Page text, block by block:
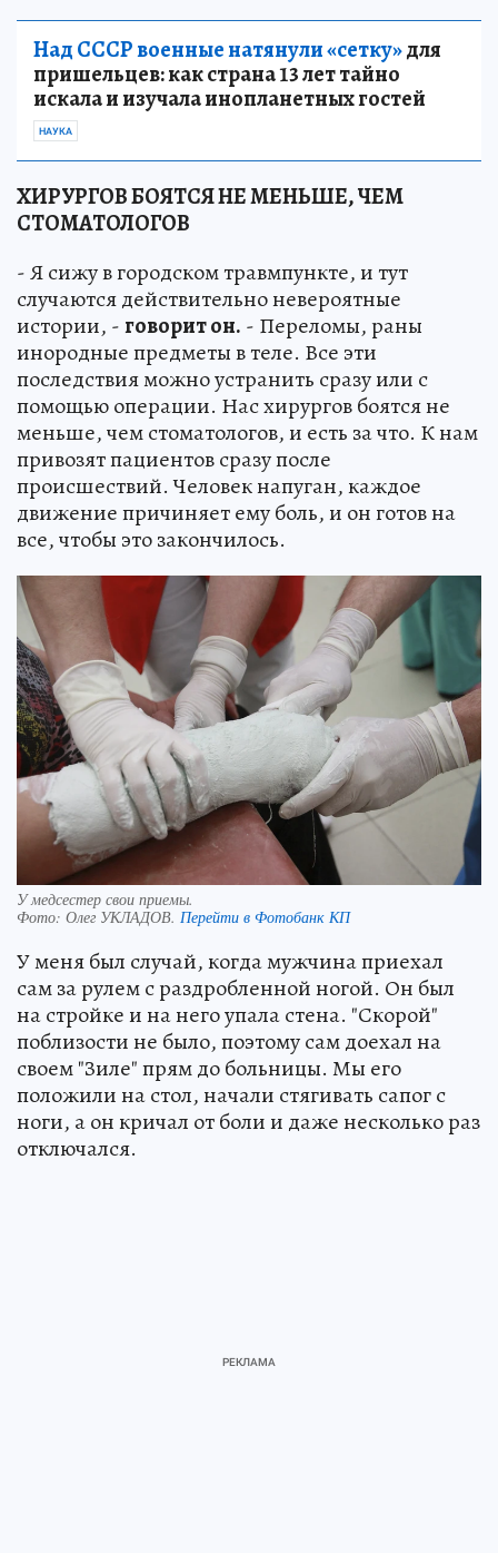
Над СССР военные натянули «сетку»для
пришельцев: как страна 13 лет тайно
искала и изучала инопланетных гостей
НАУКА
ХИРУРГОВ БОЯТСЯ НЕ МЕНЬШЕ, ЧЕМ
СТОМАТОЛОГОВ
- Я сижу в городском травмпункте, и тут
случаются действительно невероятные
истории, -говорит он. - Переломы, раны
инородные предметы в теле. Все эти
последствия можно устранить сразу или с
помощью операции. Нас хирургов боятся не
меньше, чем стоматологов, и есть за что. К нам
привозят пациентов сразу после
происшествий. Человек напуган, каждое
движение причиняет ему боль, и он готов на
все, чтобы это закончилось.
У медсестер свои приемы.
Фото: Олег УКЛАДОВ. Перейти в Фотобанк КП
У меня был случай, когда мужчина приехал
сам за рулем с раздробленной ногой. Он был
на стройке и на него упала стена. "Скорой"
поблизости не было, поэтому сам доехал на
своем "Зиле" прям до больницы. Мы его
положили на стол, начали стягивать сапог с
ноги, а он кричал от боли и даже несколько раз
отключался.